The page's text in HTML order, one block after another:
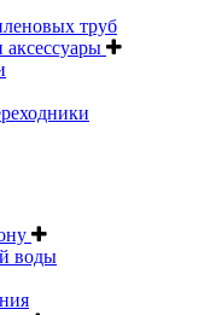
труб
воды